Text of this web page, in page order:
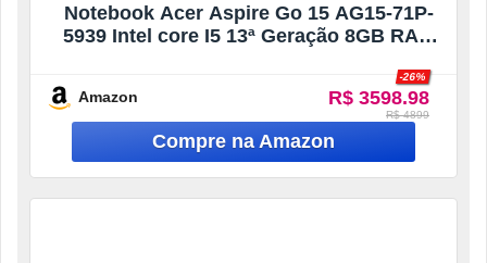
Notebook Acer Aspire Go 15 AG15-71P-
5939 Intel core I5 13ª Geração 8GB RAM
Amazon R$ 3598.98
-26%
R$ 4899